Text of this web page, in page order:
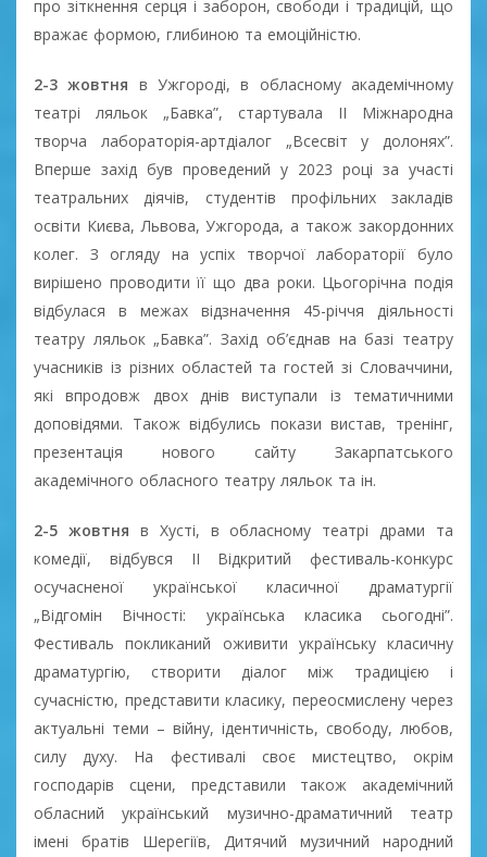
про зіткнення серця і заборон, свободи і традицій, що
вражає формою, глибиною та емоційністю.
2-3 жовтня в Ужгороді, в обласному академічному
театрі ляльок „Бавка”, стартувала ІІ Міжнародна
творча лабораторія-артдіалог „Всесвіт у долонях”.
Вперше захід був проведений у 2023 році за участі
театральних діячів, студентів профільних закладів
освіти Києва, Львова, Ужгорода, а також закордонних
колег. З огляду на успіх творчої лабораторії було
вирішено проводити її що два роки. Цьогорічна подія
відбулася в межах відзначення 45-річчя діяльності
театру ляльок „Бавка”. Захід об’єднав на базі театру
учасників із різних областей та гостей зі Словаччини,
які впродовж двох днів виступали із тематичними
доповідями. Також відбулись покази вистав, тренінг,
презентація нового сайту Закарпатського
академічного обласного театру ляльок та ін.
2-5 жовтня в Хусті, в обласному театрі драми та
комедії, відбувся ІІ Відкритий фестиваль-конкурс
осучасненої української класичної драматургії
„Відгомін Вічності: українська класика сьогодні”.
Фестиваль покликаний оживити українську класичну
драматургію, створити діалог між традицією і
сучасністю, представити класику, переосмислену через
актуальні теми – війну, ідентичність, свободу, любов,
силу духу. На фестивалі своє мистецтво, окрім
господарів сцени, представили також академічний
обласний український музично-драматичний театр
імені братів Шерегіїв, Дитячий музичний народний